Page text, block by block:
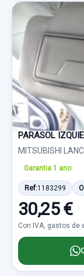
PARASOL
MITSUBISHI
Garantia 1 ano
Ref:1183299
30,25 €
Con IVA, gastos de